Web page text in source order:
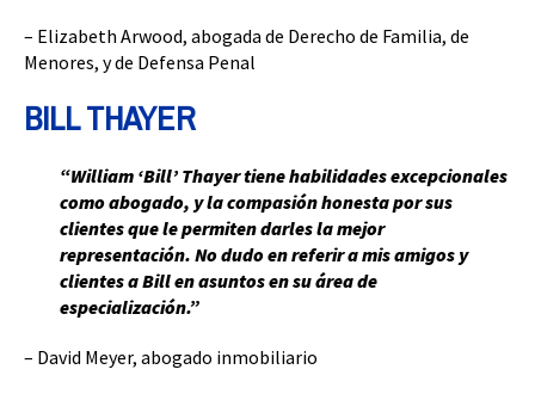
– Elizabeth Arwood, abogada de Derecho de Familia, de
Menores, y de Defensa Penal
BILL THAYER
“William ‘Bill’ Thayer tiene habilidades excepcionales
como abogado, y la compasión honesta por sus
clientes que le permiten darles la mejor
representación. No dudo en referir a mis amigos y
clientes a Bill en asuntos en su área de
especialización.”
– David Meyer, abogado inmobiliario